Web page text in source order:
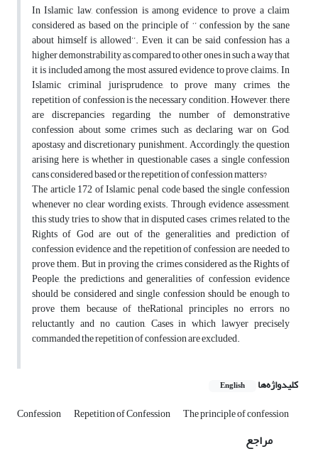
In Islamic law, confession is among evidence to prove a claim
considered as based on the principle of ‘’ confession by the sane
about himself is allowed’’. Even, it can be said confession has a
higher demonstrability as compared to other ones in such a way that
it is included among the most assured evidence to prove claims. In
Islamic criminal jurisprudence, to prove many crimes, the
repetition of confession is the necessary condition. However, there
are discrepancies regarding the number of demonstrative
confession about some crimes such as declaring war on God,
apostasy and discretionary punishment. Accordingly, the question
arising here is whether in questionable cases, a single confession
cans considered based or the repetition of confession matters?
The article 172 of Islamic penal code based the single confession
whenever no clear wording exists. Through evidence assessment,
this study tries to show that in disputed cases, crimes related to the
Rights of God are out of the generalities and prediction of
confession evidence and the repetition of confession are needed to
prove them. But in proving the crimes considered as the Rights of
People, the predictions and generalities of confession evidence
should be considered and single confession should be enough to
prove them because of theRational principles no errors, no
reluctantly and no caution, Cases in which lawyer precisely
commanded the repetition of confession are excluded.
کلیدواژه‌ها English
Confession Repetition of Confession The principle of confession
مراجع